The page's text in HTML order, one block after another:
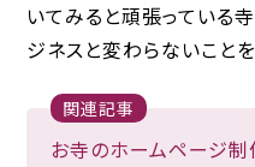
いてみると頑張っている寺
ジネスと変わらないこと
関連記事
お寺のホームページ